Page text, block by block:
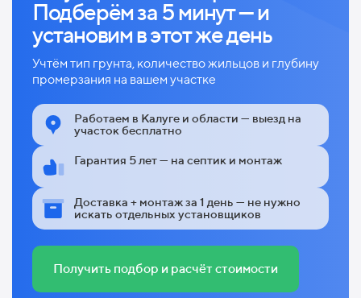
Подберём за 5 минут — и
установим в этот же день
Учтём тип грунта, количество жильцов и глубину
промерзания на вашем участке
Работаем в Калуге и области — выезд на
участок бесплатно
Гарантия 5 лет — на септик и монтаж
Доставка + монтаж за 1 день — не нужно
искать отдельных установщиков
Получить подбор и расчёт стоимости